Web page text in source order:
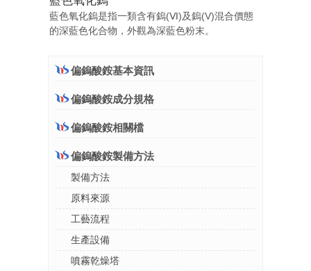
藍色氧化鎢是指一類含有鎢(Ⅵ)及鎢(V)混合價態
的深藍色化合物，外觀為深藍色粉末。
偏鎢酸銨基本資訊
偏鎢酸銨成分規格
偏鎢酸銨相關檔
偏鎢酸銨製備方法
製備方法
原料來源
工藝流程
生產設備
噴霧乾燥塔